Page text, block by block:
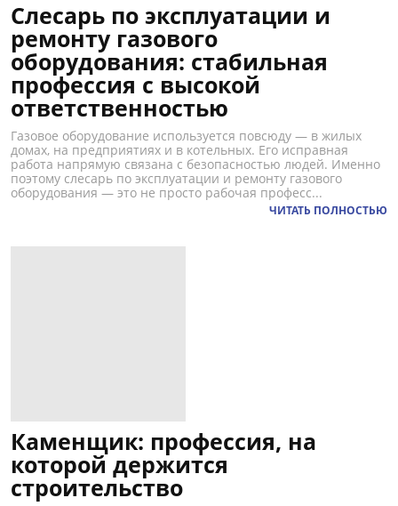
Слесарь по эксплуатации и
ремонту газового
оборудования: стабильная
профессия с высокой
ответственностью
Газовое оборудование используется повсюду — в жилых
домах, на предприятиях и в котельных. Его исправная
работа напрямую связана с безопасностью людей. Именно
поэтому слесарь по эксплуатации и ремонту газового
оборудования — это не просто рабочая професс...
ЧИТАТЬ ПОЛНОСТЬЮ
Каменщик: профессия, на
которой держится
строительство